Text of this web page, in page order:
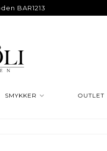
BAR1213
SMYKKER OUTLET